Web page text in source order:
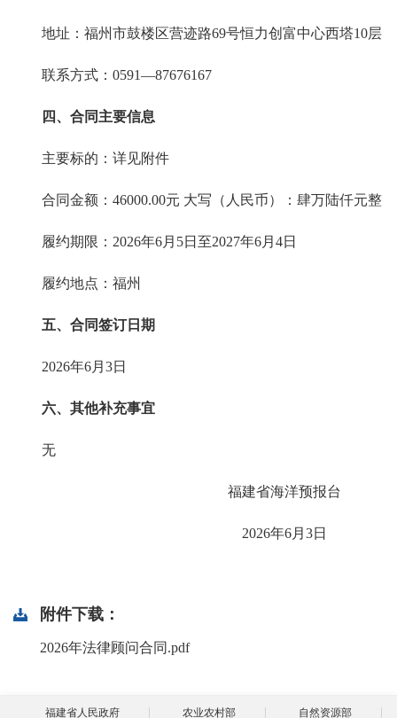
地址：福州市鼓楼区营迹路69号恒力创富中心西塔10层
联系方式：0591—87676167
四、合同主要信息
主要标的：详见附件
合同金额：46000.00元 大写（人民币）：肆万陆仟元整
履约期限：2026年6月5日至2027年6月4日
履约地点：福州
五、合同签订日期
2026年6月3日
六、其他补充事宜
无
福建省海洋预报台
2026年6月3日
附件下载：
2026年法律顾问合同.pdf
福建省人民政府 农业农村部 自然资源部